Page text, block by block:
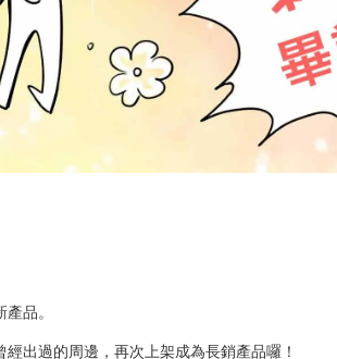
品。
出過的周邊，再次上架成為長銷產品囉！